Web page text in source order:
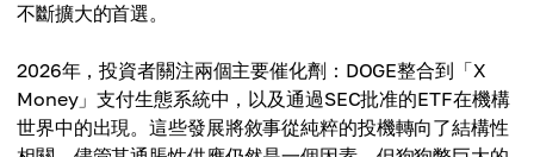
不斷擴大的首選。
2026年，投資者關注兩個主要催化劑：DOGE整合到「X
Money」支付生態系統中，以及通過SEC批准的ETF在機構
世界中的出現。這些發展將敘事從純粹的投機轉向了結構性